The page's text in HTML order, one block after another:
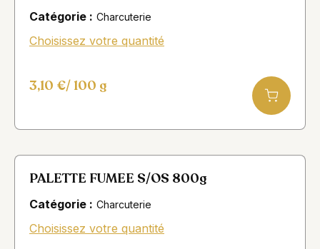
Catégorie : Charcuterie
Choisissez votre quantité
3,10 €/ 100 g
PALETTE FUMEE S/OS 800g
Catégorie : Charcuterie
Choisissez votre quantité